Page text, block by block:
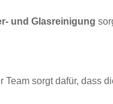
und Glasreinigung
sorgt dafür, dass